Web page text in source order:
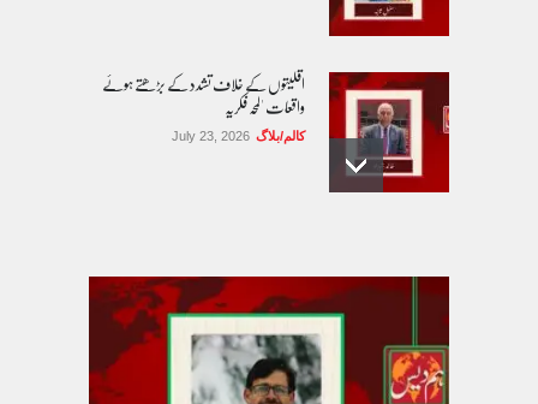
اقلیتوں کے خلاف تشدد کے بڑھتے ہوئے
واقعات 'لمحہ فکریہ
کالم/بلاگ July 23, 2026
مساوی شہریت: کیا اب آئینی مکالمے کا وقت آ